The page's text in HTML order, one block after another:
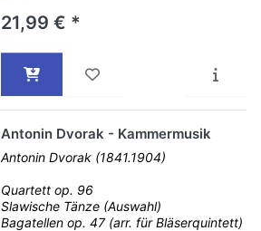
21,99 € *
Antonin Dvorak - Kammermusik
Antonin Dvorak (1841.1904)
Quartett op. 96
Slawische Tänze (Auswahl)
Bagatellen op. 47 (arr. für Bläserquintett)